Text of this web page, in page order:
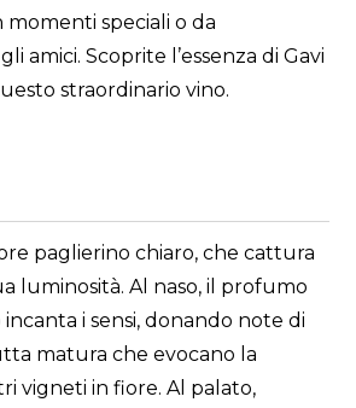
momenti speciali o da
amici. Scoprite l’essenza di Gavi
straordinario vino.
paglierino chiaro, che cattura
luminosità. Al naso, il profumo
i sensi, donando note di
matura che evocano la
vigneti in fiore. Al palato,